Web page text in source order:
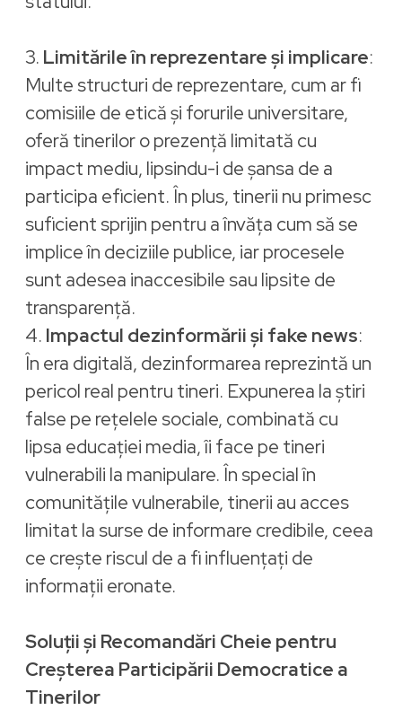
3. Limitările în reprezentare și implicare:
Multe structuri de reprezentare, cum ar fi
comisiile de etică și forurile universitare,
oferă tinerilor o prezență limitată cu
impact mediu, lipsindu-i de șansa de a
participa eficient. În plus, tinerii nu primesc
suficient sprijin pentru a învăța cum să se
implice în deciziile publice, iar procesele
sunt adesea inaccesibile sau lipsite de
transparență.
4. Impactul dezinformării și fake news:
În era digitală, dezinformarea reprezintă un
pericol real pentru tineri. Expunerea la știri
false pe rețelele sociale, combinată cu
lipsa educației media, îi face pe tineri
vulnerabili la manipulare. În special în
comunitățile vulnerabile, tinerii au acces
limitat la surse de informare credibile, ceea
ce crește riscul de a fi influențați de
informații eronate.
Soluții și Recomandări Cheie pentru
Creșterea Participării Democratice a
Tinerilor